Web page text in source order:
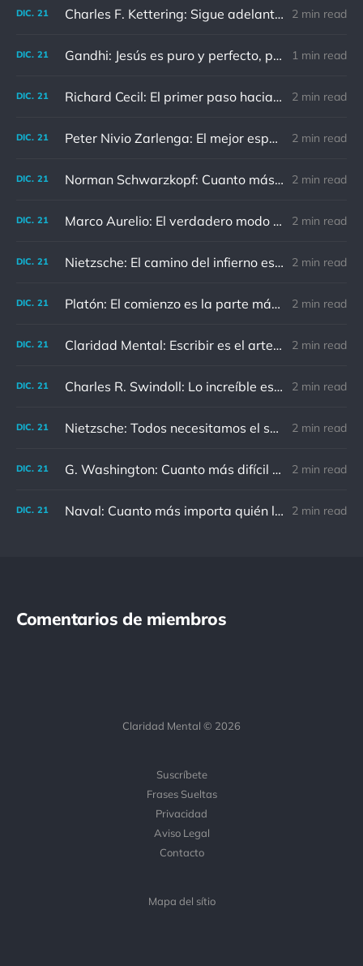
DIC. 21 Charles F. Kettering: Sigue adelante, y es probable que tropieces con algo, tal vez cuando menos lo esperes. Nunca he escuchado hablar de alguien algu 2 min read
DIC. 21 Gandhi: Jesús es puro y perfecto, pero vosotros los cristianos no sois como él. 1 min read
DIC. 21 Richard Cecil: El primer paso hacia el conocimiento es saber que somos ignorantes. 2 min read
DIC. 21 Peter Nivio Zarlenga: El mejor espejo es un viejo amigo. 2 min read
DIC. 21 Norman Schwarzkopf: Cuanto más sudes por la paz, menos sangras por la guerra. 2 min read
DIC. 21 Marco Aurelio: El verdadero modo de vengarse de un enemigo es no parecérsele. 2 min read
DIC. 21 Nietzsche: El camino del infierno está asfaltado de buenas intenciones. 2 min read
DIC. 21 Platón: El comienzo es la parte más importante del trabajo 2 min read
DIC. 21 Claridad Mental: Escribir es el arte de calmar y despejar la mente. 2 min read
DIC. 21 Charles R. Swindoll: Lo increíble es que cada día podemos elegir la actitud que adoptaremos. 2 min read
DIC. 21 Nietzsche: Todos necesitamos el sentido de culpa, pero nadie necesita sentirse culpable. 2 min read
DIC. 21 G. Washington: Cuanto más difícil es el conflicto, mayor es el triunfo. 2 min read
DIC. 21 Naval: Cuanto más importa quién lo ha dicho, menos importa en realidad 2 min read
Comentarios de miembros
Claridad Mental © 2026
Suscríbete
Frases Sueltas
Privacidad
Aviso Legal
Contacto
Mapa del sítio